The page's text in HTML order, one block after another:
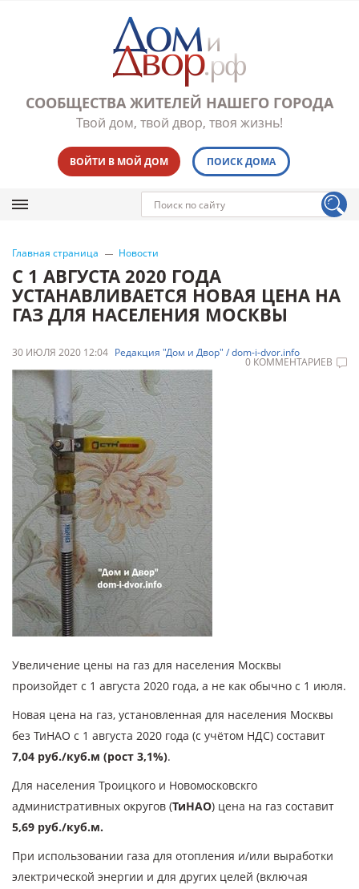
СООБЩЕСТВА ЖИТЕЛЕЙ НАШЕГО ГОРОДА
Твой дом, твой двор, твоя жизнь!
ВОЙТИ В МОЙ ДОМ ПОИСК ДОМА
Главная страница Новости
С 1 АВГУСТА 2020 ГОДА
УСТАНАВЛИВАЕТСЯ НОВАЯ ЦЕНА НА
ГАЗ ДЛЯ НАСЕЛЕНИЯ МОСКВЫ
30 ИЮЛЯ 2020 12:04 Редакция "Дом и Двор" / dom-i-dvor.info
0 КОММЕНТАРИЕВ
Увеличение цены на газ для населения Москвы
произойдет с 1 августа 2020 года, а не как обычно с 1 июля.
Новая цена на газ, установленная для населения Москвы
без ТиНАО с 1 августа 2020 года (с учётом НДС) составит
7,04 руб./куб.м (рост 3,1%).
Для населения Троицкого и Новомосковскго
административных округов (ТиНАО) цена на газ составит
5,69 руб./куб.м.
При использовании газа для отопления и/или выработки
электрической энергии и для других целей (включая